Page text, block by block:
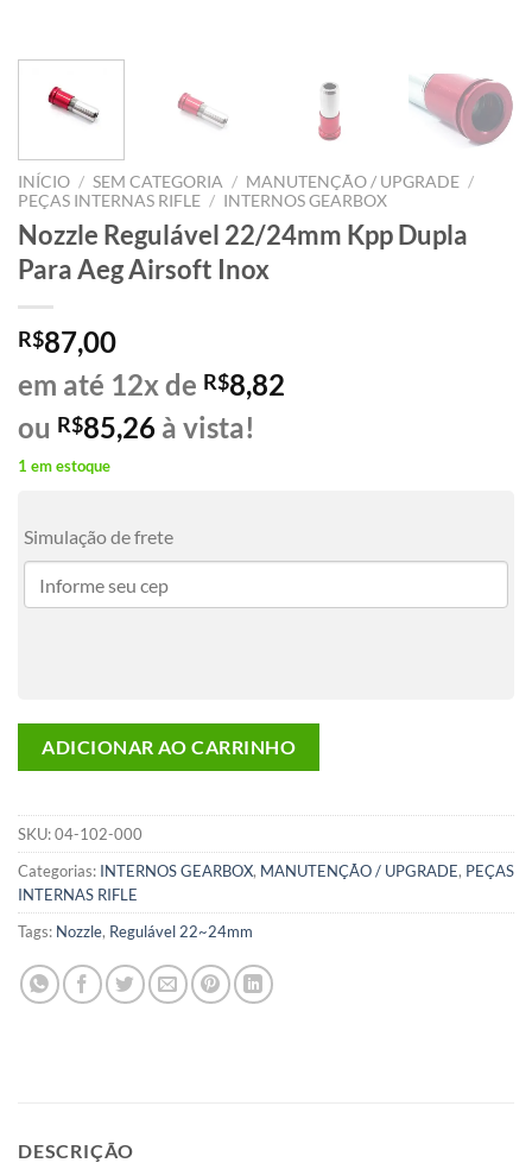
INÍCIO / SEM CATEGORIA / MANUTENÇÃO / UPGRADE /
PEÇAS INTERNAS RIFLE / INTERNOS GEARBOX
Nozzle Regulável 22/24mm Kpp Dupla
Para Aeg Airsoft Inox
R$87,00
em até 12x de R$8,82
ou R$85,26 à vista!
1 em estoque
Simulação de frete
ADICIONAR AO CARRINHO
SKU:04-102-000
Categorias: INTERNOS GEARBOX, MANUTENÇÃO / UPGRADE, PEÇAS
INTERNAS RIFLE
Tags: Nozzle, Regulável 22~24mm
DESCRIÇÃO